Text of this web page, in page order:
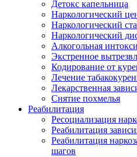
Детокс капельница
Наркологический
Наркологический
Наркологический
Алкогольная
Экстренное
Кодирование от
Лечение
Лекарственная
Снятие похмелья
Реабилитация
Ресоциализация
Реабилитация
Реабилитация
шагов